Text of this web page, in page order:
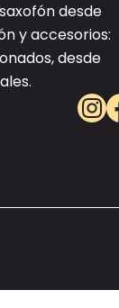
desde
y accesorios:
desde